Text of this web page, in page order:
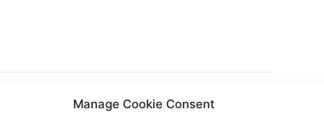
Manage Cookie Consent